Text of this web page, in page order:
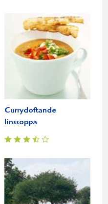
Currydoftande
linssoppa